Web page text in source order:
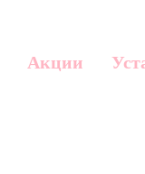
Акции